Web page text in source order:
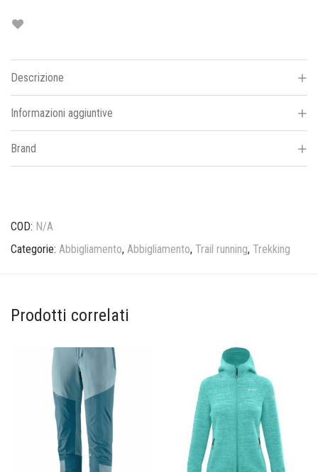
Descrizione
Informazioni aggiuntive
Brand
COD: N/A
Categorie: Abbigliamento, Abbigliamento, Trail running, Trekking
Prodotti correlati